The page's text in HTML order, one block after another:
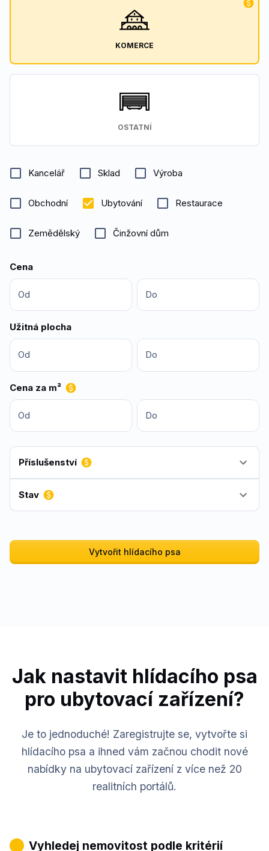
KOMERCE
OSTATNÍ
Kancelář Sklad Výroba
Obchodní Ubytování Restaurace
Zemědělský Činžovní dům
Cena
Od Do
Užitná plocha
Od Do
Cena za m²
Od Do
Příslušenství
Stav
Vytvořit hlídacího psa
Jak nastavit hlídacího psa
pro ubytovací zařízení?
Je to jednoduché! Zaregistrujte se, vytvořte si
hlídacího psa a ihned vám začnou chodit nové
nabídky na ubytovací zařízení z více než 20
realitních portálů.
Vyhledej nemovitost podle kritérií